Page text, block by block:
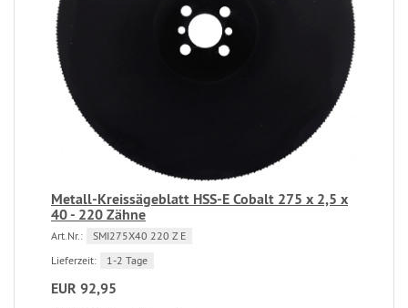
Metall-Kreissägeblatt HSS-E Cobalt 275 x 2,5 x
40 - 220 Zähne
Art.Nr.:
SMI275X40 220 Z E
Lieferzeit:
1-2 Tage
EUR 92,95